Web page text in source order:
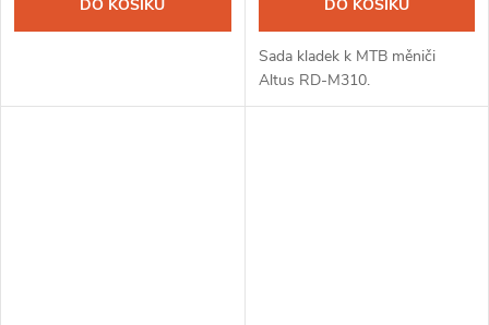
DO KOŠÍKU DO KOŠÍKU
Sada kladek k MTB měniči
Altus RD-M310.